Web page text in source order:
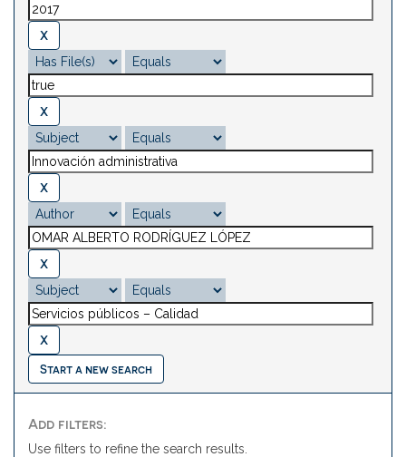
Start a new search
Add filters:
Use filters to refine the search results.